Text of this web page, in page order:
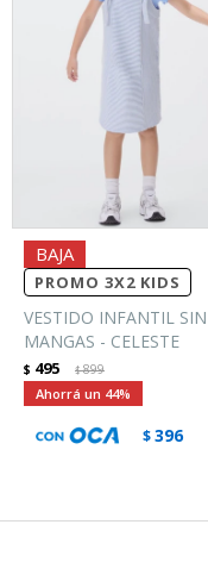
PROMO 3X2 KIDS
VESTIDO INFANTIL SIN
MANGAS - CELESTE
$ 495 $899
44
$396